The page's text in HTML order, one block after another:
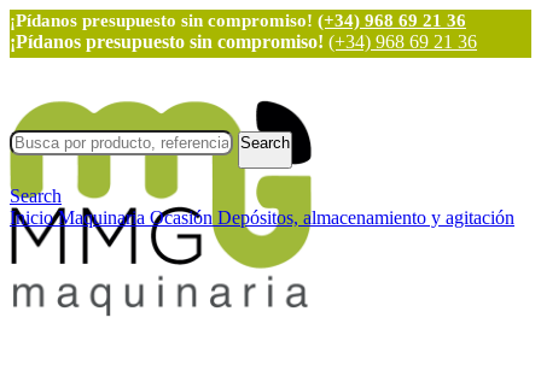
¡Pídanos presupuesto sin compromiso! (+34) 968 69 21 36
¡Pídanos presupuesto sin compromiso! (+34) 968 69 21 36
Search
Search
InicioMaquinaria Ocasión Depósitos, almacenamiento y agitación